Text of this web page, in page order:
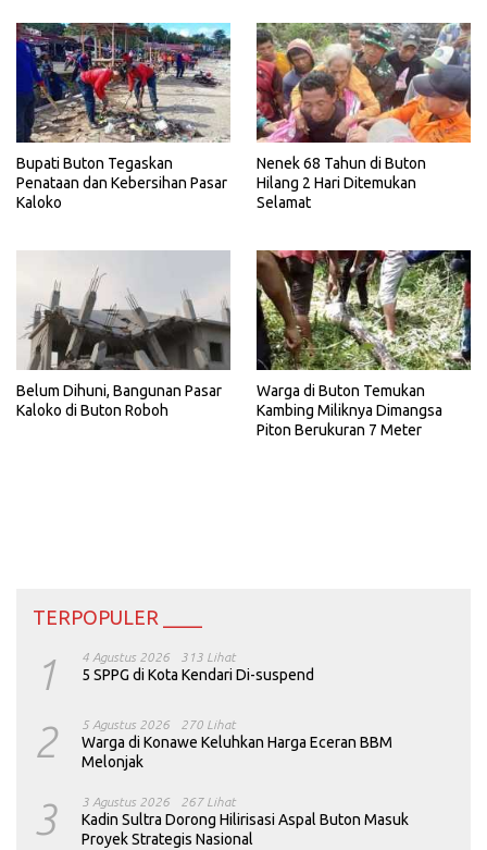
Bupati Buton Tegaskan
Penataan dan Kebersihan Pasar
Kaloko
Nenek 68 Tahun di Buton
Hilang 2 Hari Ditemukan
Selamat
Belum Dihuni, Bangunan Pasar
Kaloko di Buton Roboh
Warga di Buton Temukan
Kambing Miliknya Dimangsa
Piton Berukuran 7 Meter
TERPOPULER ____
1 4 Agustus 2026 313 Lihat
5 SPPG di Kota Kendari Di-suspend
2 5 Agustus 2026 270 Lihat
Warga di Konawe Keluhkan Harga Eceran BBM
Melonjak
3 3 Agustus 2026 267 Lihat
Kadin Sultra Dorong Hilirisasi Aspal Buton Masuk
Proyek Strategis Nasional